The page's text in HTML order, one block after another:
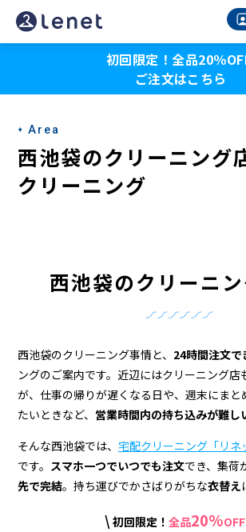
西
池
の
ク
リ
ー
宅
配
ク
リ
ー
初回限定！全品20％
ご注文はこちら
Area
西池袋のクリーニング
クリーニング
西池袋のクリーニ
西池袋のクリーニング事情と、 24時間注文で
ングのご案内です。近辺にはクリーニング店
が、仕事の帰りが遅くなる日や、週末にまと
たいときなど、 営業時間内の持ち込みが難し
そんな西池袋では、 宅配クリーニング「リネ
です。 スマホ一つでいつでも注文でき、集荷
先で完結。持ち運びでかさばりがちな衣替え
\ 初回限定！ 全品20%OFF